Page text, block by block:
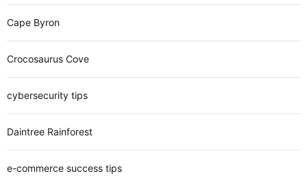
Cape Byron
Crocosaurus Cove
cybersecurity tips
Daintree Rainforest
e-commerce success tips